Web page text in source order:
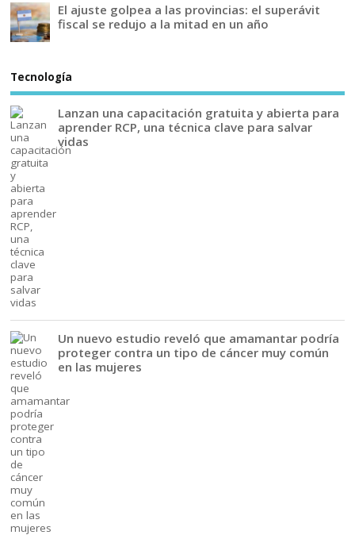
El ajuste golpea a las provincias: el superávit
fiscal se redujo a la mitad en un año
Tecnología
Lanzan una capacitación gratuita y abierta para
aprender RCP, una técnica clave para salvar
vidas
Un nuevo estudio reveló que amamantar podría
proteger contra un tipo de cáncer muy común
en las mujeres